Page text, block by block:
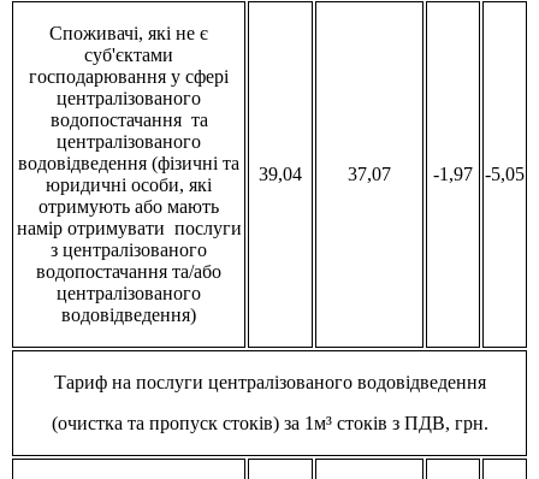
Споживачі, які не є
суб'єктами
господарювання у сфері
централізованого
водопостачання та
централізованого
водовідведення (фізичні та
юридичні особи, які
отримують або мають
намір отримувати послуги
з централізованого
водопостачання та/або
централізованого
водовідведення)
39,04 37,07 -1,97 -5,05
Тариф на послуги централізованого водовідведення
(очистка та пропуск стоків) за 1м³ стоків з ПДВ, грн.